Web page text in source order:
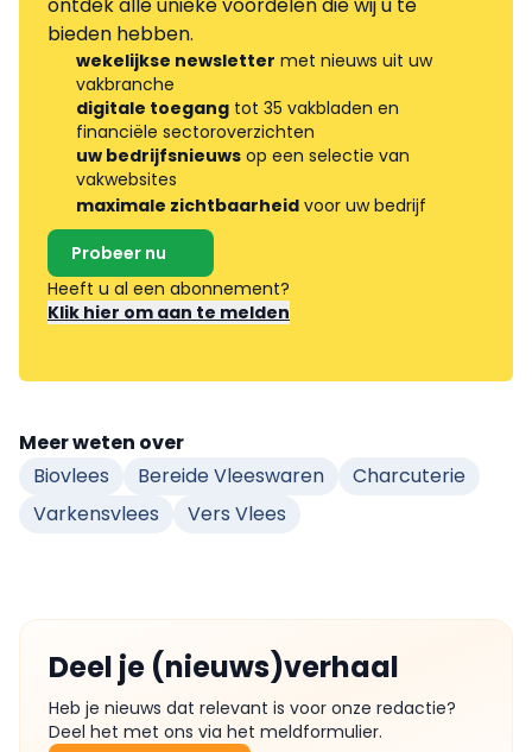
ontdek alle unieke voordelen die wij u te
bieden hebben.
wekelijkse newsletter met nieuws uit uw
vakbranche
digitale toegang tot 35 vakbladen en
financiële sectoroverzichten
uw bedrijfsnieuws op een selectie van
vakwebsites
maximale zichtbaarheid voor uw bedrijf
Probeer nu
Heeft u al een abonnement?
Klik hier om aan te melden
Meer weten over
Biovlees
Bereide Vleeswaren
Charcuterie
Varkensvlees
Vers Vlees
Deel je (nieuws)verhaal
Heb je nieuws dat relevant is voor onze redactie?
Deel het met ons via het meldformulier.